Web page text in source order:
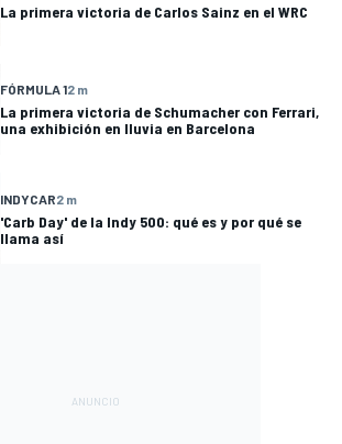
La primera victoria de Carlos Sainz en el WRC
FÓRMULA 12 m
La primera victoria de Schumacher con Ferrari,
una exhibición en lluvia en Barcelona
INDYCAR2 m
'Carb Day' de la Indy 500: qué es y por qué se
llama así